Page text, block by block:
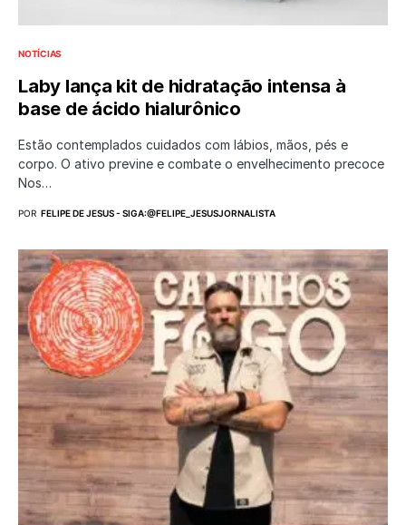
NOTÍCIAS
Laby lança kit de hidratação intensa à
base de ácido hialurônico
Estão contemplados cuidados com lábios, mãos, pés e
corpo. O ativo previne e combate o envelhecimento precoce
Nos…
POR FELIPE DE JESUS - SIGA:@FELIPE_JESUSJORNALISTA